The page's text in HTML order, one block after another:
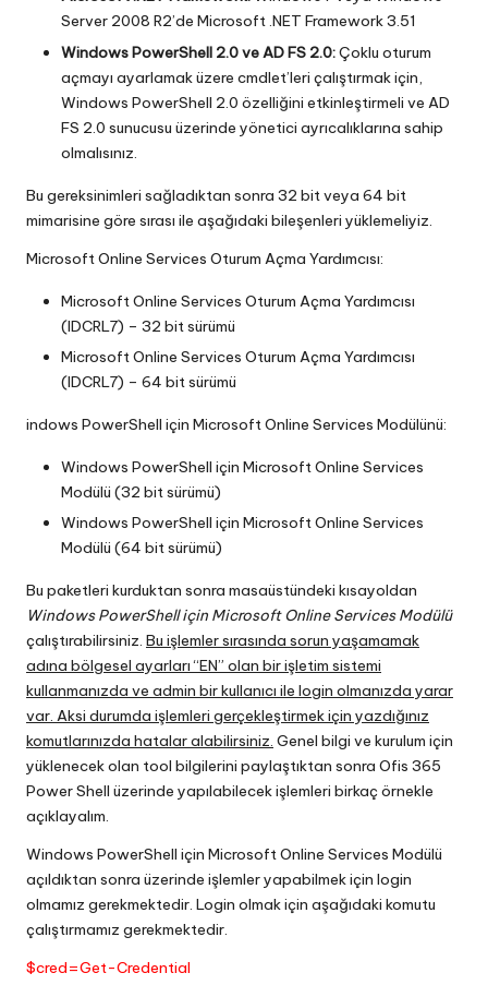
Server 2008 R2’de Microsoft .NET Framework 3.51
Windows PowerShell 2.0 ve AD FS 2.0:Çoklu oturum
açmayı ayarlamak üzere cmdlet’leri çalıştırmak için,
Windows PowerShell 2.0 özelliğini etkinleştirmeli ve AD
FS 2.0 sunucusu üzerinde yönetici ayrıcalıklarına sahip
olmalısınız.
Bu gereksinimleri sağladıktan sonra 32 bit veya 64 bit
mimarisine göre sırası ile aşağıdaki bileşenleri yüklemeliyiz.
Microsoft Online Services Oturum Açma Yardımcısı:
Microsoft Online Services Oturum Açma Yardımcısı
(IDCRL7) – 32 bit sürümü
Microsoft Online Services Oturum Açma Yardımcısı
(IDCRL7) – 64 bit sürümü
indows PowerShell için Microsoft Online Services Modülünü:
Windows PowerShell için Microsoft Online Services
Modülü (32 bit sürümü)
Windows PowerShell için Microsoft Online Services
Modülü (64 bit sürümü)
Bu paketleri kurduktan sonra masaüstündeki kısayoldan
Windows PowerShell için Microsoft Online Services Modülü
çalıştırabilirsiniz. Bu işlemler sırasında sorun yaşamamak
adına bölgesel ayarları “EN” olan bir işletim sistemi
kullanmanızda ve admin bir kullanıcı ile login olmanızda yarar
var. Aksi durumda işlemleri gerçekleştirmek için yazdığınız
komutlarınızda hatalar alabilirsiniz. Genel bilgi ve kurulum için
yüklenecek olan tool bilgilerini paylaştıktan sonra Ofis 365
Power Shell üzerinde yapılabilecek işlemleri birkaç örnekle
açıklayalım.
Windows PowerShell için Microsoft Online Services Modülü
açıldıktan sonra üzerinde işlemler yapabilmek için login
olmamız gerekmektedir. Login olmak için aşağıdaki komutu
çalıştırmamız gerekmektedir.
$cred=Get-Credential